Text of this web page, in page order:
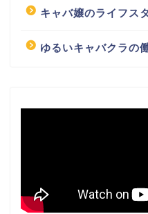
キャバ嬢のライフス
ゆるいキャバクラの